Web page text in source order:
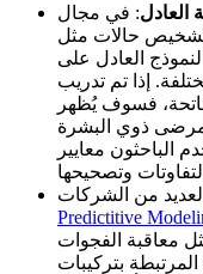
العادل
تشخيص حالات مثل
إذا تم تدريب
ذوي البشرة
من الشركات
Predictitive
معاقبة الفجوات
بتركيبات